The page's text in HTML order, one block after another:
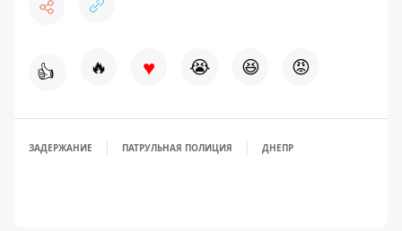
👍 🔥 ♥ 😭 😆 😡
ЗАДЕРЖАНИЕ ПАТРУЛЬНАЯ ПОЛИЦИЯ ДНЕПР